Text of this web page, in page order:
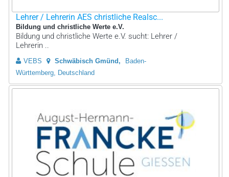
Lehrer / Lehrerin AES christliche Realsc...
Bildung und christliche Werte e.V.
Bildung und christliche Werte e.V. sucht: Lehrer /
Lehrerin ..
VEBS Schwäbisch Gmünd
Baden-
Württemberg, Deutschland